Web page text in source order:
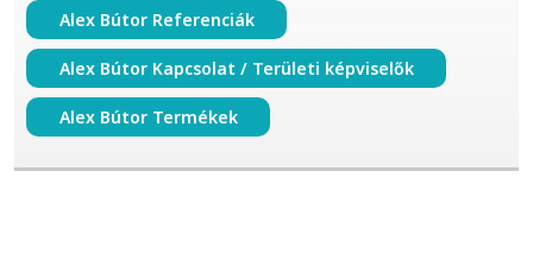
Alex Bútor Referenciák
Alex Bútor Kapcsolat / Területi képviselők
Alex Bútor Termékek